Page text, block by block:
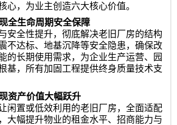
心，为业主创造六大核心价值。
全生命周期安全保障
安全性提升，彻底解决老旧厂房的结构
不达标、地基沉降等安全隐患，确保改
的长期使用需求，为企业生产运营、园
基，所有加固工程提供终身质量技术支
资产价值大幅跃升
闲置或低效利用的老旧厂房，全面适配
大幅提升物业的租金水平、招商能力与